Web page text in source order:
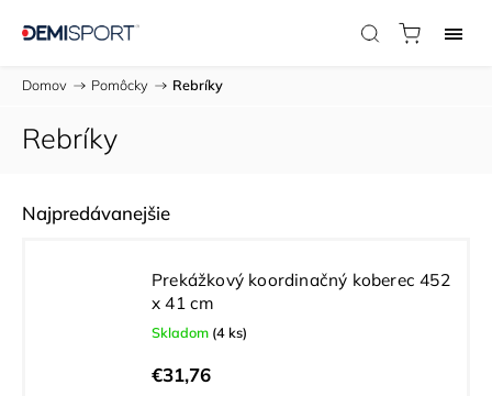
Domov / Pomôcky / Rebríky
Rebríky
Najpredávanejšie
Prekážkový koordinačný koberec 452
x 41 cm
Skladom (4 ks)
€31,76